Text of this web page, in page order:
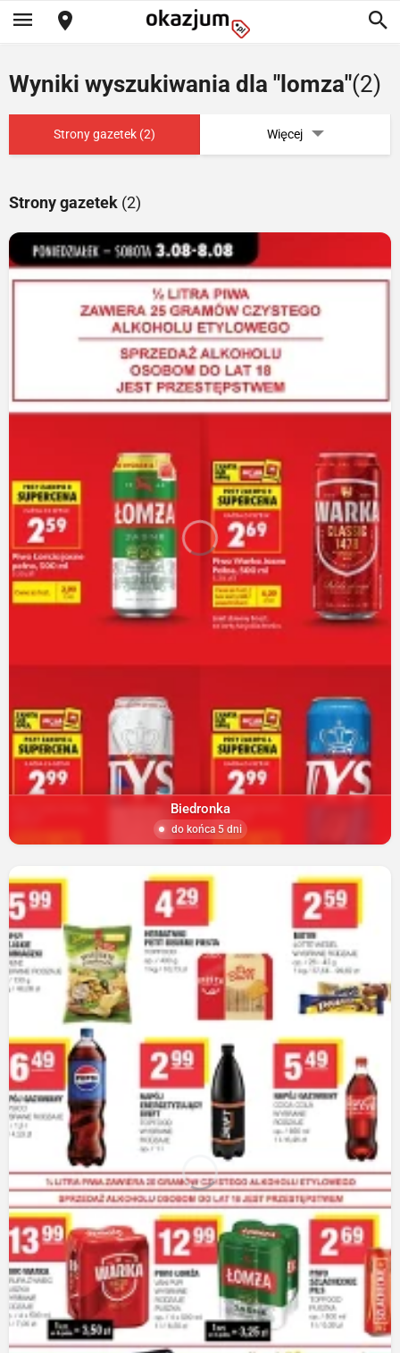
Wyniki wyszukiwania dla "lomza"(2)
Strony gazetek (2) Więcej
Strony gazetek (2)
Biedronka
do końca 5 dni